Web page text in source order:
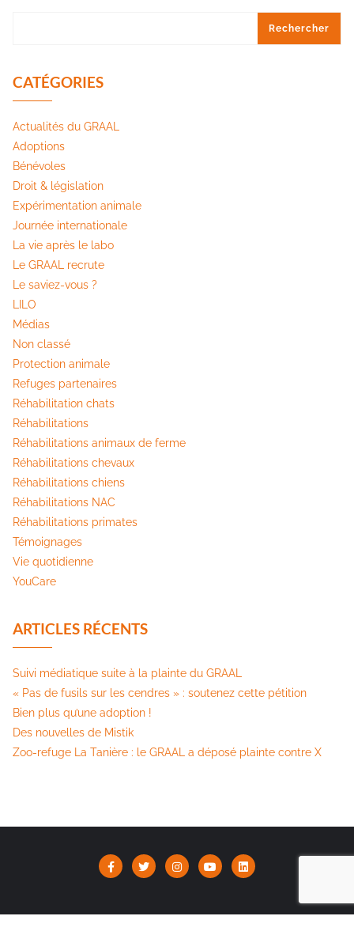
Rechercher
CATÉGORIES
Actualités du GRAAL
Adoptions
Bénévoles
Droit & législation
Expérimentation animale
Journée internationale
La vie après le labo
Le GRAAL recrute
Le saviez-vous ?
LILO
Médias
Non classé
Protection animale
Refuges partenaires
Réhabilitation chats
Réhabilitations
Réhabilitations animaux de ferme
Réhabilitations chevaux
Réhabilitations chiens
Réhabilitations NAC
Réhabilitations primates
Témoignages
Vie quotidienne
YouCare
ARTICLES RÉCENTS
Suivi médiatique suite à la plainte du GRAAL
« Pas de fusils sur les cendres » : soutenez cette pétition​
Bien plus qu’une adoption !
Des nouvelles de Mistik
Zoo-refuge La Tanière : le GRAAL a déposé plainte contre X